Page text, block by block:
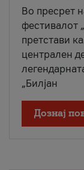
Во пресрет
фестивалот
претстави
централен
„Билјан
Дознај